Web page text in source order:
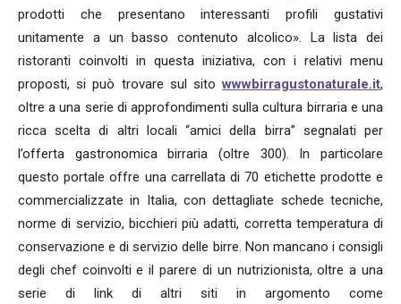
prodotti che presentano interessanti profili gustativi
unitamente a un basso contenuto alcolico». La lista dei
ristoranti coinvolti in questa iniziativa, con i relativi menu
proposti, si può trovare sul sitowwwbirragustonaturale.it,
oltre a una serie di approfondimenti sulla cultura birraria e una
ricca scelta di altri locali “amici della birra” segnalati per
l’offerta gastronomica birraria (oltre 300). In particolare
questo portale offre una carrellata di 70 etichette prodotte e
commercializzate in Italia, con dettagliate schede tecniche,
norme di servizio, bicchieri più adatti, corretta temperatura di
conservazione e di servizio delle birre. Non mancano i consigli
degli chef coinvolti e il parere di un nutrizionista, oltre a una
serie di link di altri siti in argomento come